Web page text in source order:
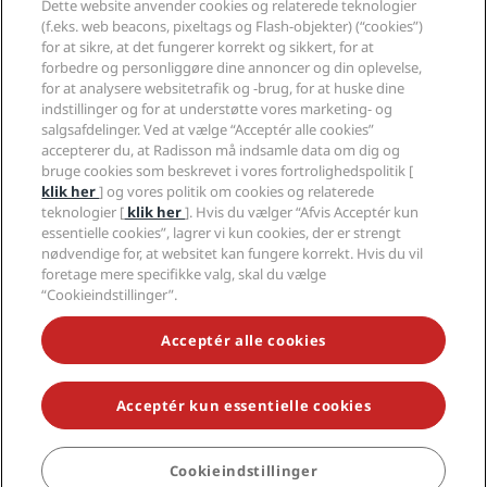
Sports Approved-hoteller
Familievenlige hoteller
Sundhed og sikkerhed
Medier
Karriere i RHG
Karriere i PPHE
Karrierer EHL
The Club by RHG
Udviklingsmuligheder
Ansvarlig virksomhed
Indkøb
Fortrolighedscenter
Juridiske oplysninger
Radisson Rewards vilkår og betingelser
Aftale vedrørende brug af hjemmesiden
Digital tilgængelighed
Erklæring om moderne slaveri
Hjælp
Advarsler til forbrugere
Kontakt
Ofte stillede spørgsmål
Sitemap
Sociale medier
Radisson Hotels-brands
GÅ ALDRIG GLIP AF VORES MEST POPULÆRE TILBUD
© 2026 Radisson Hotel Group.Alle rettigheder forbeholdes. RHG
Radisson Hotel Group, Radisson, Radisson RED, Radisson Blu, Radisson
Collection, Radisson Individuals, Park Plaza, Park Inn, Country Inn &
Suites, Prize by Radisson, Radisson Rewards og Radisson Meetings er
varemærker tilhørende Radisson Hotel Group.
Dette website anvender cookies og relaterede teknologier
(f.eks. web beacons, pixeltags og Flash-objekter) (“cookies”)
for at sikre, at det fungerer korrekt og sikkert, for at
forbedre og personliggøre dine annoncer og din oplevelse,
for at analysere websitetrafik og -brug, for at huske dine
indstillinger og for at understøtte vores marketing- og
salgsafdelinger. Ved at vælge “Acceptér alle cookies”
accepterer du, at Radisson må indsamle data om dig og
bruge cookies som beskrevet i vores fortrolighedspolitik [
klik her] og vores politik om cookies og relaterede
teknologier [ klik her]. Hvis du vælger “Afvis Acceptér kun
essentielle cookies”, lagrer vi kun cookies, der er strengt
nødvendige for, at websitet kan fungere korrekt. Hvis du vil
foretage mere specifikke valg, skal du vælge
“Cookieindstillinger”.
Acceptér alle cookies
Acceptér kun essentielle cookies
Cookieindstillinger